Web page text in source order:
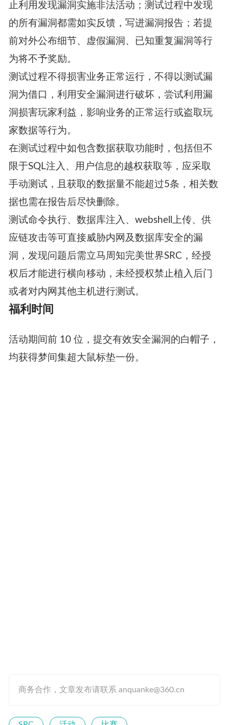
止利用发现漏洞实施非法活动；测试过程中发现
的所有漏洞都需如实反馈，写进漏洞报告；若提
前对外公布细节、虚假漏洞、已知重复漏洞等行
为将不予奖励。
测试过程不得损害业务正常运行，不得以测试漏
洞为借口，利用安全漏洞进行破坏，尝试利用漏
洞损害玩家利益，影响业务的正常运行或盗取玩
家数据等行为。
在测试过程中如包含数据获取功能时，包括但不
限于SQL注入、用户信息的越权获取等，应采取
手动测试，且获取的数据量不能超过5条，相关数
据也需在报告后尽快删除。
测试命令执行、数据库注入、webshell上传、供
应链攻击等可直接威胁内网及数据库安全的漏
洞，发现问题后需立马周知完美世界SRC，经授
权后才能进行横向移动，未经授权禁止植入后门
或者对内网其他主机进行测试。
福利时间
活动期间前 10 位，提交有效安全漏洞的白帽子，
均获得梦间集超大鼠标垫一份。
商务合作，文章发布请联系 anquanke@360.cn